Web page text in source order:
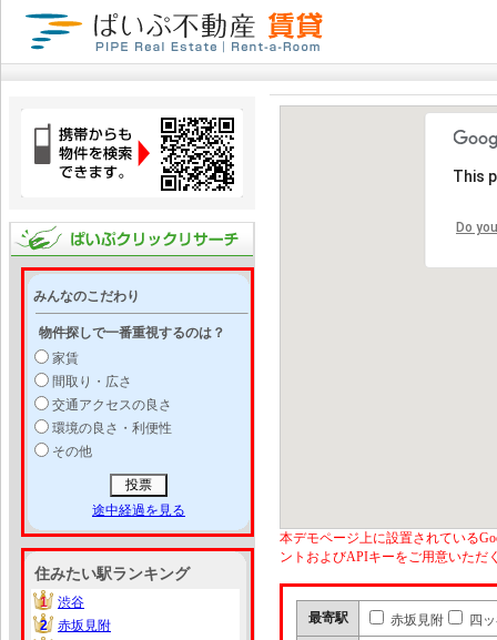
みんなのこだわり
物件探しで一番重視するのは？
家賃
間取り・広さ
交通アクセスの良さ
環境の良さ・利便性
その他
途中経過を見る
住みたい駅ランキング
1
1
渋谷
2
2
赤坂見附
This
Do
本デモページ上に設置されている
ントおよびAPIキーをご用意いただ
最寄駅 赤坂見附 四